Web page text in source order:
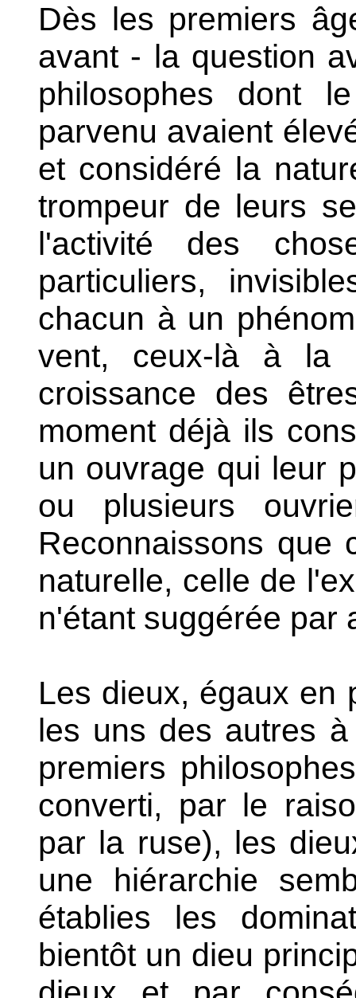
Dès les premiers
avant - la question
philosophes dont
parvenu avaient
et considéré la
trompeur de leurs
l'activité des
particuliers,
chacun à un
vent, ceux-là à
croissance des
moment déjà ils
un ouvrage qui leur
ou plusieurs
Reconnaissons que
naturelle, celle de
n'étant suggérée par
Les dieux, égaux en
les uns des autres
premiers
converti, par le
par la ruse), les
une hiérarchie
établies les
bientôt un dieu